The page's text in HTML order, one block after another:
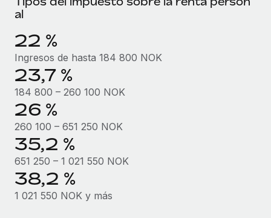
スしました。...
詳細を見る
給与詐欺：種類、事例、ビジネスを守る方法
給与, 賃金は詐欺の特に魅力的な標的です。多額の資金がシステ
ム間で頻繁に移動しているためです。このため、自社のビジネス
を保護することは極めて重要です。...
詳細を見る
al
22 %
Ingresos de hasta 184 800 NOK
23,7 %
184 800 – 260 100 NOK
26 %
260 100 – 651 250 NOK
35,2 %
651 250 – 1 021 550 NOK
38,2 %
1 021 550 NOK y más